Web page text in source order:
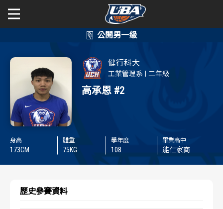
關於富邦人壽UBA
公開男一級 賽事資訊
賽程表
球隊資訊
公開女一級
賽事資訊
賽程表
球隊資訊
二級與一般組
新聞
健行科大
工業管理系 二年級
高承恩 #2
身高
173CM
體重
75KG
學年度
108
畢業高中
能仁家商
歷史參賽資料